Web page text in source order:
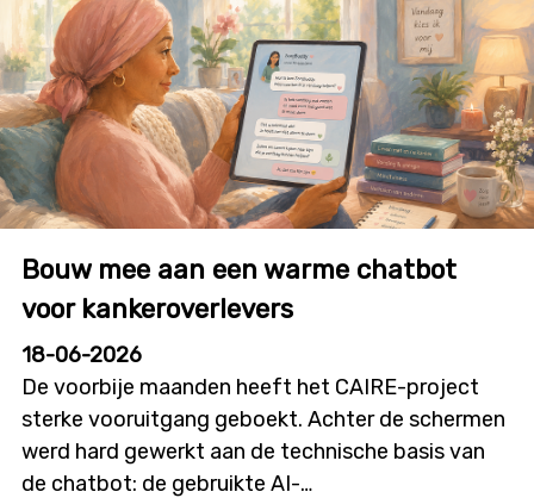
ondersteuning aanvragen voor
burgerparticipatie- en outreachactiviteiten die
bijdragen aan meer dialoog, betrokkenheid en
technologieacceptatie. Deze nieuwe oproep zal
initiatieven stimuleren waarin burgers niet alleen
geïnformeerd worden, maar ook daadwerkelijk
mee vorm geven aan onderzoek, ontwikkeling en
dinsdag 7 juli, in deze infosessie overlopen we alle
details en krijg je de kans om je vragen te stellen.
Tijdstip: 12u00 tot 12u45 Locatie: online
Bouw mee aan een warme chatbot
voor kankeroverlevers
18-06-2026
De voorbije maanden heeft het CAIRE-project
sterke vooruitgang geboekt. Achter de schermen
werd hard gewerkt aan de technische basis van
de chatbot: de gebruikte AI-